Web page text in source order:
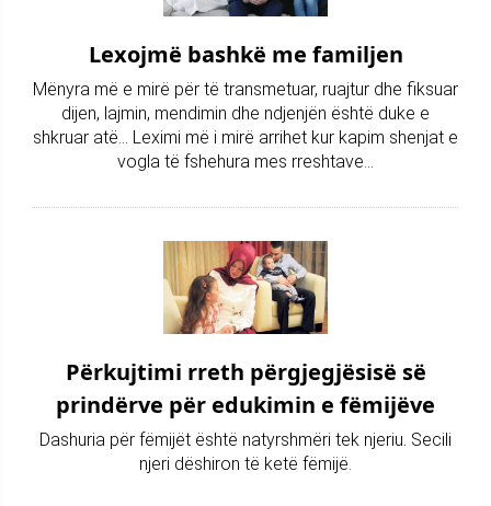
Lexojmë bashkë me familjen
Mënyra më e mirë për të transmetuar, ruajtur dhe fiksuar
dijen, lajmin, mendimin dhe ndjenjën është duke e
shkruar atë... Leximi më i mirë arrihet kur kapim shenjat e
vogla të fshehura mes rreshtave...
Përkujtimi rreth përgjegjësisë së
prindërve për edukimin e fëmijëve
Dashuria për fëmijët është natyrshmëri tek njeriu. Secili
njeri dëshiron të ketë fëmijë.